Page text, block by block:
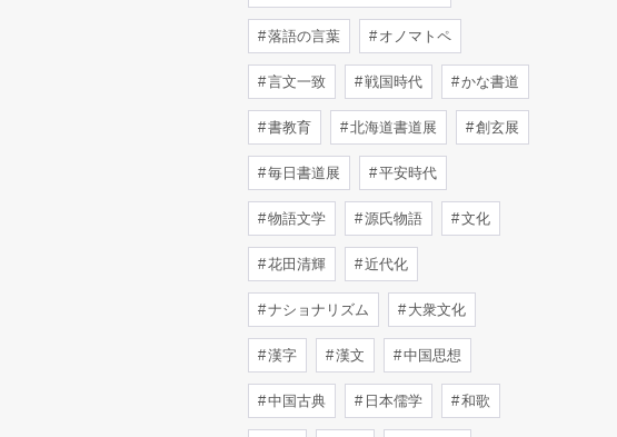
落語の言葉 オノマトペ
言文一致 戦国時代 かな書道
書教育 北海道書道展 創玄展
毎日書道展 平安時代
物語文学 源氏物語 文化
花田清輝 近代化
ナショナリズム 大衆文化
漢字 漢文 中国思想
中国古典 日本儒学 和歌